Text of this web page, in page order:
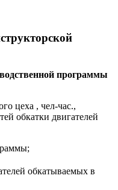
программы
цеха , чел-час.,
обкатки двигателей
обкатываемых в